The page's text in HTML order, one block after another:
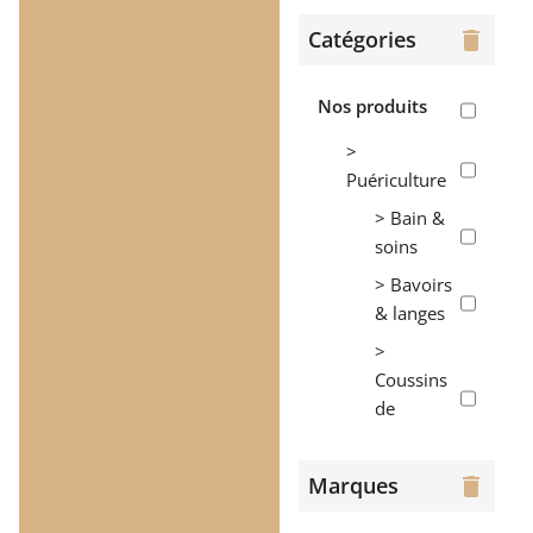
Catégories delete
Nos produits
>
Puériculture
> Bain &
soins
> Bavoirs
& langes
>
Coussins
de
Couvertures
Marques delete